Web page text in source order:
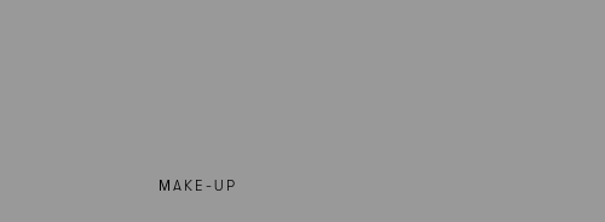
ΜAKE-UP